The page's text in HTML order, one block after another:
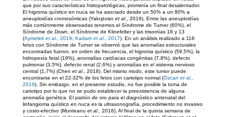
que por sus características histopatológicas, prometía un final desalentador.
El higroma quístico en nuca se ha asociado desde un 50% a un 80% a
aneuploidías cromosómicas (Yakıştıran et al., 2019). Entre las aneuploidías
más comúnmente observadas tenemos el Síndrome de Turner (60%), el
Síndrome de Down, el Síndrome de Klinefelter y las trisomías 18 y 13
(Aymelek et al., 2019; Kadam et al., 2017). En un análisis realizado a 116
fetos con Síndrome de Turner se observó que las anomalías estructurales
encontradas fueron, en orden de frecuencia, el higroma quístico (59,5%), la
hidropesía fetal (19%), anomalías cardíacas congénitas (7,8%), defecto
pulmonar (3,5%), defecto renal (2,6%) y anomalías en el sistema nervioso
central (1,7%) (Chen et al., 2018). Del mismo modo, este tumor puede
encontrarse en el 22-32% de los fetos con cariotipo normal (Özcan et al.,
2019). Sin embargo, en el presente estudio, no fue posible la toma de
cariotipo por lo que no se pudo establecer la preexistencia de alguna
anomalía genética. El patrón de oro para el diagnóstico antenatal del
linfangioma quístico en nuca es la ultrasonografía, procedimiento no invasivo
y costo-efectivo (Munteanu et al., 2016). Al final de la quinta semana de